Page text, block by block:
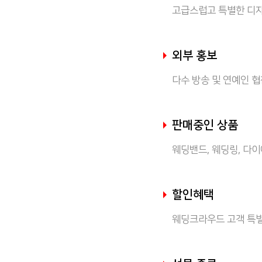
고급스럽고 특별한 디
외부 홍보
다수 방송 및 연예인
판매중인 상품
웨딩밴드, 웨딩링, 다이
할인혜택
웨딩크라우드 고객 특